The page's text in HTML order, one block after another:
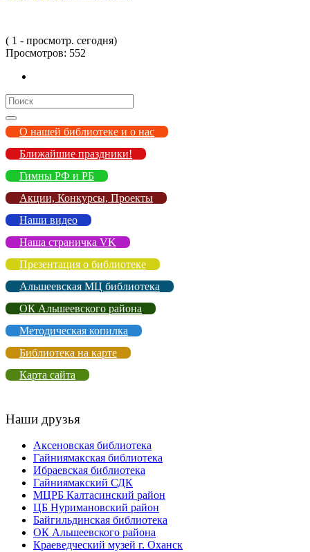
( 1 - просмотр. сегодня)
Просмотров: 552
Search
for:
О нашей библиотеке и о нас
Ближайшие праздники!
Гимны РФ и РБ
Акции, Конкурсы, Проекты
Наши видео
Наша страничка VK
Презентация о библиотеке
Альшеевская МЦ библиотека
ОК Альшеевского района
Методическая копилка
Библиотека на карте
Карта сайта
Наши друзья
Аксеновская библиотека
Гайниямакская библиотека
Ибраевская библиотека
Гайниямакский СДК
МЦРБ Калтасинский район
ЦБ Нуримановский район
Байгильдинская библиотека
ОК Альшеевского района
Краеведческий музей г. Оханск